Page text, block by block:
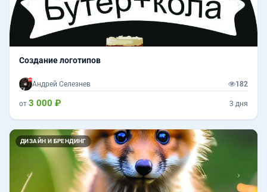
Создание логотипов
Андрей Селезнев 182
от 3 000 ₽ 3 дня
ДИЗАЙН И БРЕНДИНГ
Назад